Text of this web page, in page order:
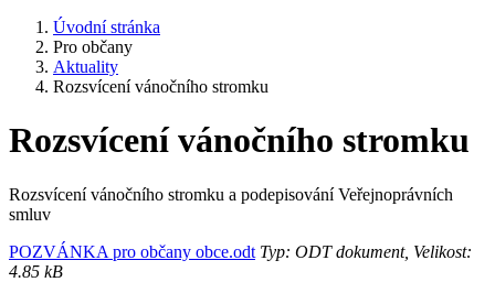
Úvodní stránka
Pro občany
Aktuality
Rozsvícení vánočního stromku
Rozsvícení vánočního stromku
Rozsvícení vánočního stromku a podepisování Veřejnoprávních
smluv
POZVÁNKA pro občany obce.odt Typ: ODT dokument, Velikost:
4.85 kB